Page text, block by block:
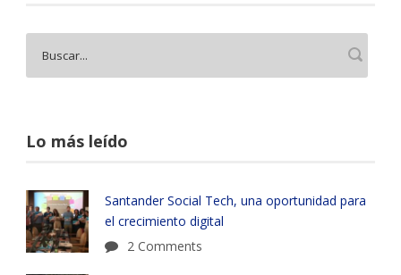
Lo más leído
Santander Social Tech, una oportunidad para
el crecimiento digital
2 Comments